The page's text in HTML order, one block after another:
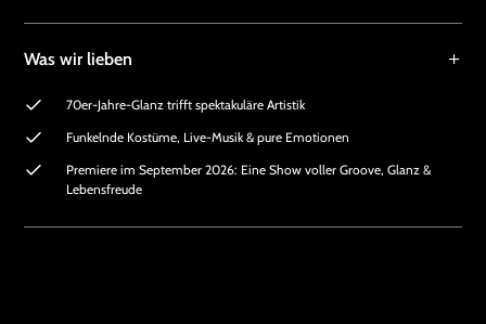
Was wir lieben
70er-Jahre-Glanz trifft spektakuläre Artistik
Funkelnde Kostüme, Live-Musik & pure Emotionen
Premiere im September 2026: Eine Show voller Groove, Glanz &
Lebensfreude